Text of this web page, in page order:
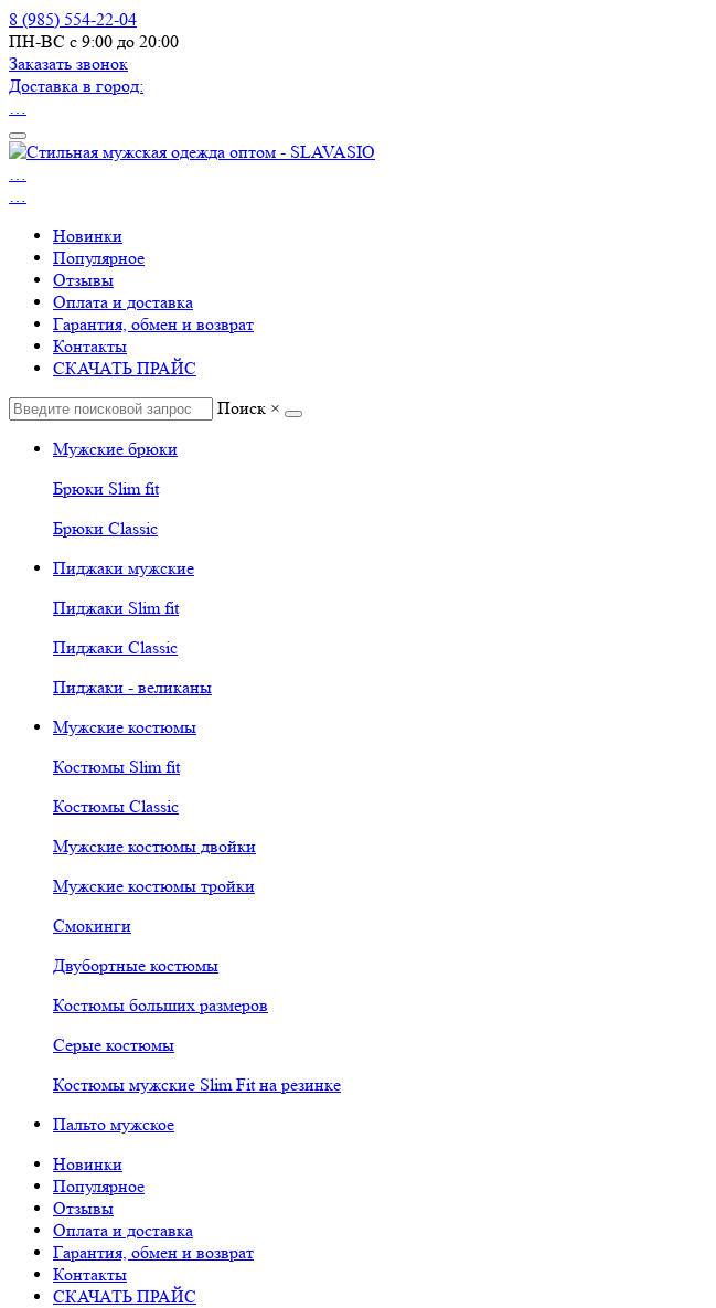
8 (985) 554-22-04
ПН-ВС с 9:00 до 20:00
Заказать звонок
Доставка в город:
…
…
…
Новинки
Популярное
Отзывы
Оплата и доставка
Гарантия, обмен и возврат
Контакты
СКАЧАТЬ ПРАЙС
Поиск ×
Мужские брюки
Брюки Slim fit
Брюки Classic
Пиджаки мужские
Пиджаки Slim fit
Пиджаки Classic
Пиджаки - великаны
Мужские костюмы
Костюмы Slim fit
Костюмы Classic
Мужские костюмы двойки
Мужские костюмы тройки
Смокинги
Двубортные костюмы
Костюмы больших размеров
Серые костюмы
Костюмы мужские Slim Fit на резинке
Пальто мужское
Новинки
Популярное
Отзывы
Оплата и доставка
Гарантия, обмен и возврат
Контакты
СКАЧАТЬ ПРАЙС